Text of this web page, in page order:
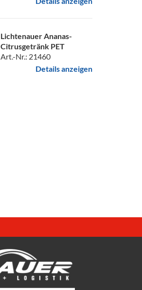
Lichtenauer Ananas-
Citrusgetränk PET
Art.-Nr.: 21460
Details anzeigen